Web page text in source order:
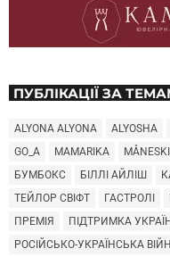
ПУБЛІКАЦІЇ ЗА
ALYONA ALYONA ALYOSHA
GO_A
MAMARIKA
БУМБОКС
БІЛЛІ АЙЛІШ
ТЕЙЛОР СВІФТ
ГАСТРОЛІ
ПРЕМІЯ
ПІДТРИМКА
РОСІЙСЬКО-УКРАЇНСЬКА